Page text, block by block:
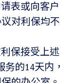
表或向客户
对利保均不
保接受上述
务的14天内，